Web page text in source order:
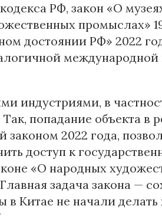
РФ, закон «О
промыслах»
достоянии РФ» 2022
международной
индустриями, в
попадание объекта в
2022 года,
доступ к
«О народных
задача закона —
в Китае не начали